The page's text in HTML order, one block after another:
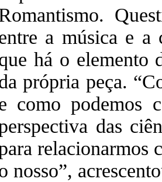
a música e
há o elemento
própria peça.
como podemos
das
relacionarmos
nosso”,